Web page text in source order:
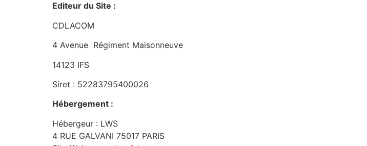
Editeur du Site :
CDLACOM
4 Avenue Régiment Maisonneuve
14123 IFS
Siret : 52283795400026
Hébergement :
Hébergeur : LWS
4 RUE GALVANI 75017 PARIS